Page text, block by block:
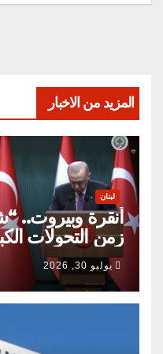
المزيد من الاخبار
لبنان
أنقرة وبيروت..
زمن التحولات
يوليو 30, 2026